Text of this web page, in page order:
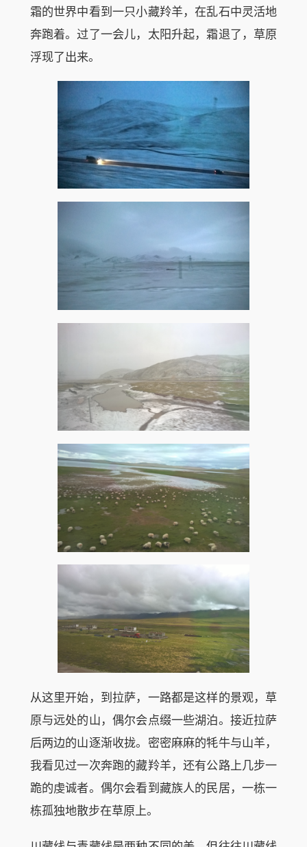
霜的世界中看到一只小藏羚羊，在乱石中灵活地
奔跑着。过了一会儿，太阳升起，霜退了，草原
浮现了出来。
从这里开始，到拉萨，一路都是这样的景观，草
原与远处的山，偶尔会点缀一些湖泊。接近拉萨
后两边的山逐渐收拢。密密麻麻的牦牛与山羊，
我看见过一次奔跑的藏羚羊，还有公路上几步一
跪的虔诚者。偶尔会看到藏族人的民居，一栋一
栋孤独地散步在草原上。